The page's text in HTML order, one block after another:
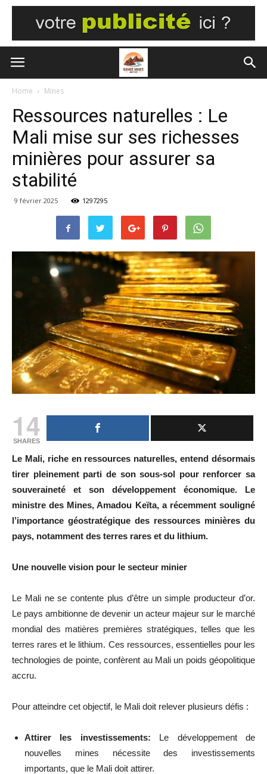
Home Mines
Ressources naturelles : Le
Mali mise sur ses richesses
minières pour assurer sa
stabilité
9 février 2025 1297295
14
SHARES
Le Mali, riche en ressources naturelles, entend désormais
tirer pleinement parti de son sous-sol pour renforcer sa
souveraineté et son développement économique. Le
ministre des Mines, Amadou Keïta, a récemment souligné
l’importance géostratégique des ressources minières du
pays, notamment des terres rares et du lithium.
Une nouvelle vision pour le secteur minier
Le Mali ne se contente plus d’être un simple producteur d’or.
Le pays ambitionne de devenir un acteur majeur sur le marché
mondial des matières premières stratégiques, telles que les
terres rares et le lithium. Ces ressources, essentielles pour les
technologies de pointe, confèrent au Mali un poids géopolitique
accru.
Pour atteindre cet objectif, le Mali doit relever plusieurs défis :
Attirer les investissements: Le développement de
nouvelles mines nécessite des investissements
importants, que le Mali doit attirer.